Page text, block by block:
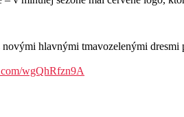
novými hlavnými tmavozelenými
wgQhRfzn9A